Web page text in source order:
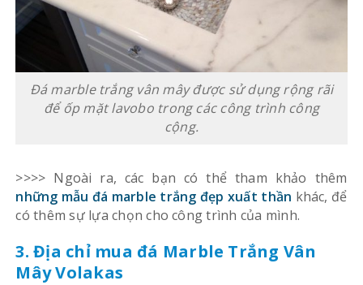
Đá marble trắng vân mây được sử dụng rộng rãi
để ốp mặt lavobo trong các công trình công
cộng.
>>>> Ngoài ra, các bạn có thể tham khảo thêm
những mẫu đá marble trắng đẹp xuất thần khác, để
có thêm sự lựa chọn cho công trình của mình.
3. Địa chỉ mua đá Marble Trắng Vân
Mây Volakas